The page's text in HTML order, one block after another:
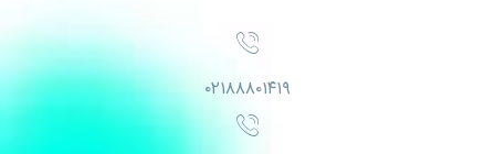
۰۲۱۸۸۸۰۱۴۱۹